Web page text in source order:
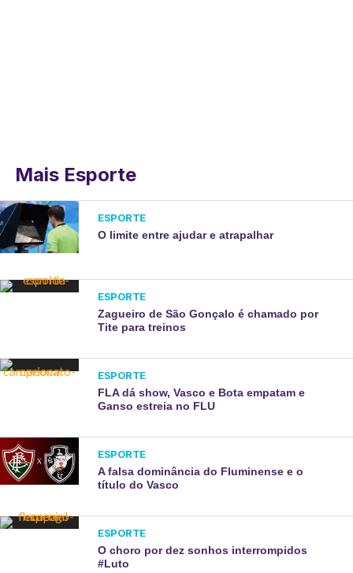
Mais Esporte
ESPORTE
O limite entre ajudar e atrapalhar
ESPORTE
Zagueiro de São Gonçalo é chamado por
Tite para treinos
ESPORTE
FLA dá show, Vasco e Bota empatam e
Ganso estreia no FLU
ESPORTE
A falsa dominância do Fluminense e o
título do Vasco
ESPORTE
O choro por dez sonhos interrompidos
#Luto